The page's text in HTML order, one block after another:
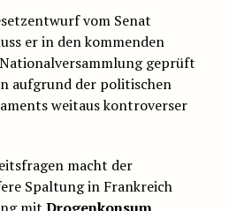
vom Senat
er in den kommenden
geprüft
aufgrund der politischen
weitaus kontroverser
macht der
Spaltung in Frankreich